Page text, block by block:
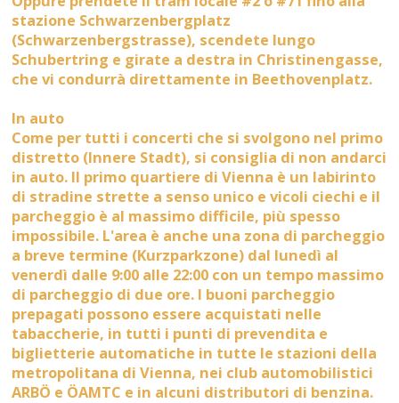
stazione Schwarzenbergplatz
(Schwarzenbergstrasse), scendete lungo
Schubertring e girate a destra in Christinengasse,
che vi condurrà direttamente in Beethovenplatz.
In auto
Come per tutti i concerti che si svolgono nel primo
distretto (Innere Stadt), si consiglia di non andarci
in auto. Il primo quartiere di Vienna è un labirinto
di stradine strette a senso unico e vicoli ciechi e il
parcheggio è al massimo difficile, più spesso
impossibile. L'area è anche una zona di parcheggio
a breve termine (Kurzparkzone) dal lunedì al
venerdì dalle 9:00 alle 22:00 con un tempo massimo
di parcheggio di due ore. I buoni parcheggio
prepagati possono essere acquistati nelle
tabaccherie, in tutti i punti di prevendita e
biglietterie automatiche in tutte le stazioni della
metropolitana di Vienna, nei club automobilistici
ARBÖ e ÖAMTC e in alcuni distributori di benzina.